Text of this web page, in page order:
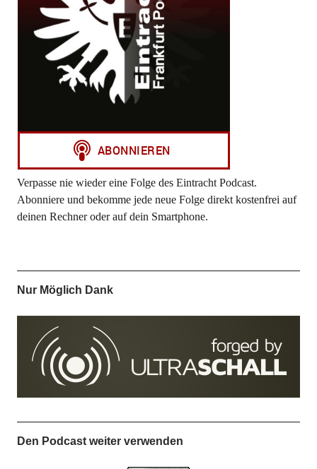
Verpasse nie wieder eine Folge des Eintracht Podcast.
Abonniere und bekomme jede neue Folge direkt kostenfrei auf
deinen Rechner oder auf dein Smartphone.
Nur Möglich Dank
Den Podcast weiter verwenden